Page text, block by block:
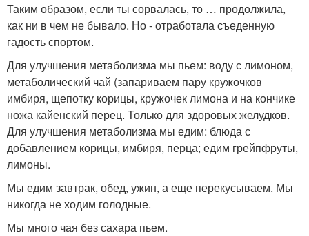
Таким образом, если ты сорвалась, то … продолжила,
как ни в чем не бывало. Но - отработала съеденную
гадость спортом.
Для улучшения метаболизма мы пьем: воду с лимоном,
метаболический чай (запариваем пару кружочков
имбиря, щепотку корицы, кружочек лимона и на кончике
ножа кайенский перец. Только для здоровых желудков.
Для улучшения метаболизма мы едим: блюда с
добавлением корицы, имбиря, перца; едим грейпфруты,
лимоны.
Мы едим завтрак, обед, ужин, а еще перекусываем. Мы
никогда не ходим голодные.
Мы много чая без сахара пьем.